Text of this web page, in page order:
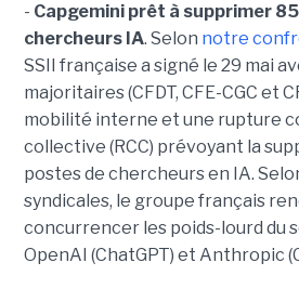
- Capgemini prêt à supprimer
chercheurs IA. Selon notre
SSII française a signé le 29 mai
majoritaires (CFDT, CFE-CGC et
mobilité interne et une rupture
collective (RCC) prévoyant la
postes de chercheurs en IA.
syndicales, le groupe français
concurrencer les poids-lourd du
OpenAI (ChatGPT) et Anthropic